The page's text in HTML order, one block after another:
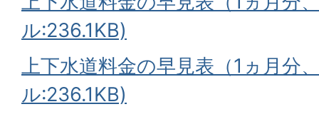
ル:236.1KB)
上下水道料金の早見表（1ヵ月分
ル:236.1KB)